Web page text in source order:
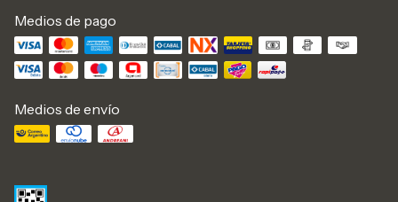
Medios de pago
Medios de envío